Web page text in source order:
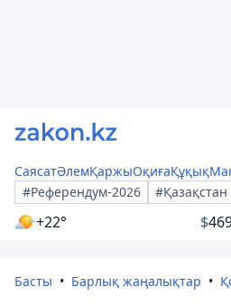
СаясатӘлемҚаржыОқиғаҚұқық
#Референдум-2026
+22° $
Басты Барлық жаңалықтар